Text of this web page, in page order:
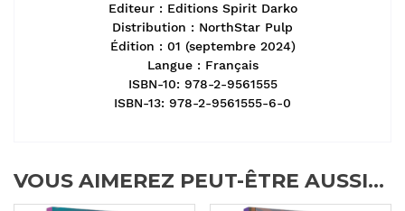
Editeur : Editions Spirit Darko
Distribution : NorthStar Pulp
Édition : 01 (septembre 2024)
Langue : Français
ISBN-10: 978-2-9561555
ISBN-13: 978-2-9561555-6-0
VOUS AIMEREZ PEUT-ÊTRE AUSSI…